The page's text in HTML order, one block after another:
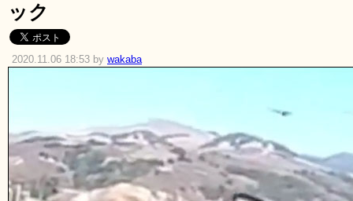
ック
2020.11.06 18:53 by wakaba